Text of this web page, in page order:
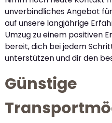
unverbindliches Angebot
auf unsere langjährige
Umzug zu einem positiven
bereit, dich bei jedem
unterstützen und dir den
Günstige